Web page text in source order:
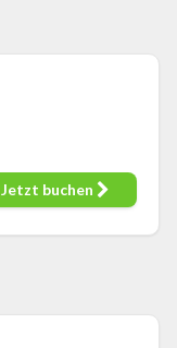
Jetzt buchen